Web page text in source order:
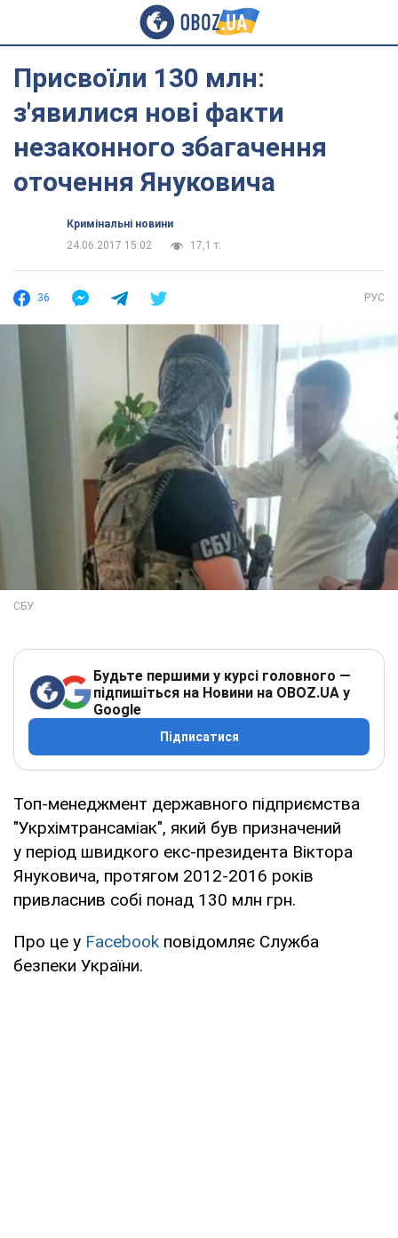
Присвоїли 130 млн:
з'явилися нові факти
незаконного збагачення
оточення Януковича
Кримінальні новини
24.06.2017 15:02
17,1 т.
36 РУС
Будьте першими у курсі головного —
підпишіться на Новини на OBOZ.UA у
Google
Підписатися
Топ-менеджмент державного підприємства
"Укрхімтрансаміак", який був призначений
у період швидкого екс-президента Віктора
Януковича, протягом 2012-2016 років
привласнив собі понад 130 млн грн.
Про це у Facebook повідомляє Служба
безпеки України.